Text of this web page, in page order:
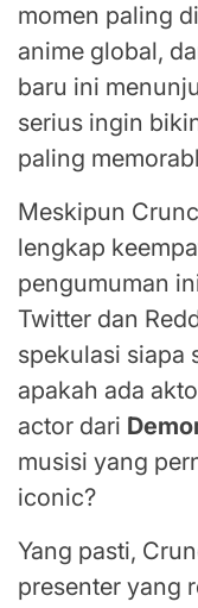
momen paling
anime global,
baru ini
serius ingin
paling
Meskipun
lengkap
pengumuman
Twitter dan
spekulasi
apakah ada
actor dari
musisi yang
iconic?
Yang pasti,
presenter yang